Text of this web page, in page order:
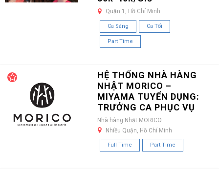
Quận 1, Hồ Chí Minh
Ca Sáng Ca Tối
Part Time
HỆ THỐNG NHÀ HÀNG
NHẬT MORICO –
MIYAMA TUYỂN DỤNG:
TRƯỞNG CA PHỤC VỤ
Nhà hàng Nhật MORICO
Nhiều Quận, Hồ Chí Minh
Full Time Part Time